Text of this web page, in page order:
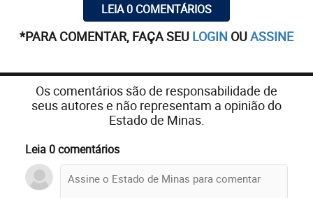
LEIA 0 COMENTÁRIOS
*PARA COMENTAR, FAÇA SEU LOGIN OUASSINE
Os comentários são de responsabilidade de
seus autores e não representam a opinião do
Estado de Minas.
Leia 0 comentários